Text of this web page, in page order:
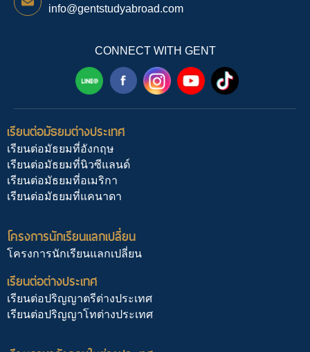
info@gentstudyabroad.com
CONNECT WITH GENT
เรียนต่อมัธยมต่างประเทศ
เรียนต่อมัธยมที่อังกฤษ
เรียนต่อมัธยมที่นิวซีแลนด์
เรียนต่อมัธยมที่อเมริกา
เรียนต่อมัธยมที่แคนาดา
โครงการนักเรียนแลกเปลี่ยน
โครงการนักเรียนแลกเปลี่ยน
เรียนต่อต่างประเทศ
เรียนต่อปริญญาตรีต่างประเทศ
เรียนต่อปริญญาโทต่างประเทศ